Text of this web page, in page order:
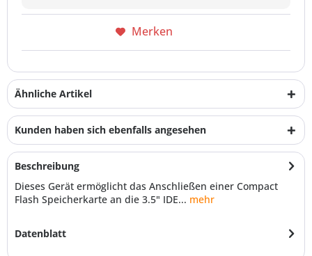
Merken
Ähnliche Artikel
Kunden haben sich ebenfalls angesehen
Beschreibung
Dieses Gerät ermöglicht das Anschließen einer Compact
Flash Speicherkarte an die 3.5" IDE... mehr
Datenblatt